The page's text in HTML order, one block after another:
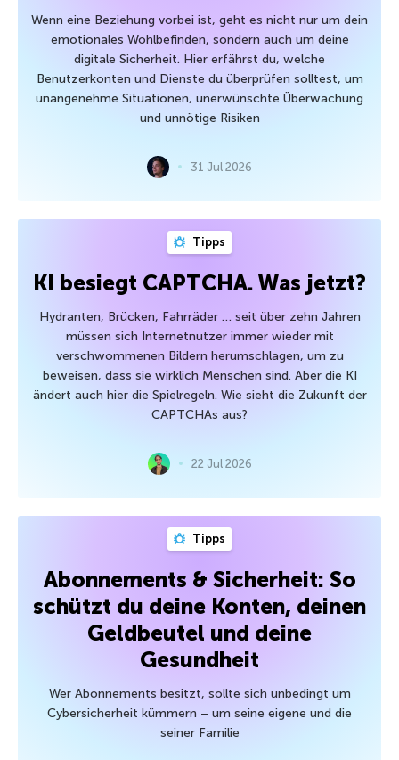
Wenn eine Beziehung vorbei ist, geht es nicht nur um dein
emotionales Wohlbefinden, sondern auch um deine
digitale Sicherheit. Hier erfährst du, welche
Benutzerkonten und Dienste du überprüfen solltest, um
unangenehme Situationen, unerwünschte Überwachung
und unnötige Risiken
31 Jul 2026
Tipps
KI besiegt CAPTCHA. Was jetzt?
Hydranten, Brücken, Fahrräder … seit über zehn Jahren
müssen sich Internetnutzer immer wieder mit
verschwommenen Bildern herumschlagen, um zu
beweisen, dass sie wirklich Menschen sind. Aber die KI
ändert auch hier die Spielregeln. Wie sieht die Zukunft der
CAPTCHAs aus?
22 Jul 2026
Tipps
Abonnements & Sicherheit: So
schützt du deine Konten, deinen
Geldbeutel und deine
Gesundheit
Wer Abonnements besitzt, sollte sich unbedingt um
Cybersicherheit kümmern – um seine eigene und die
seiner Familie